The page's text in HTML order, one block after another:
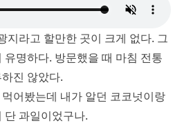
지라고 할만한 곳이 크게 없다. 그
명하다. 방문했을 때 마침 전통
진 않았다.
어봤는데 내가 알던 코코넛이랑
단 과일이었구나.